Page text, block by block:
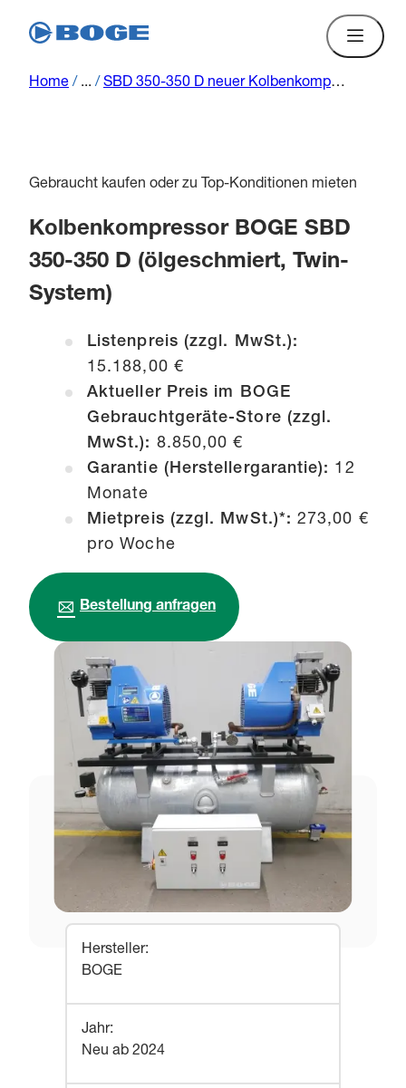
Home / ... / SBD 350-350 D neuer Kolbenkompressor (ölgeschmiert)
Gebraucht kaufen oder zu Top-Konditionen mieten
Kolbenkompressor BOGE SBD
350-350 D (ölgeschmiert, Twin-
System)
Listenpreis (zzgl. MwSt.):
15.188,00 €
Aktueller Preis im BOGE
Gebrauchtgeräte-Store (zzgl.
MwSt.): 8.850,00 €
Garantie (Herstellergarantie): 12
Monate
Mietpreis (zzgl. MwSt.)*:273,00 €
pro Woche
Bestellung anfragen
Hersteller:
BOGE
Jahr:
Neu ab 2024